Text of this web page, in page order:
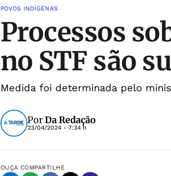
POVOS INDÍGENAS
Processos
no STF são
Medida foi determinada pelo
PorDa Redação
23/04/2024 - 7:34 h
OUÇA COMPARTILHE